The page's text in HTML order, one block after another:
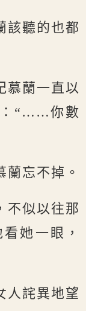
聽的也都
蘭一直以
：“……你數
忘不掉。
似以往那
她一眼，
詫異地望